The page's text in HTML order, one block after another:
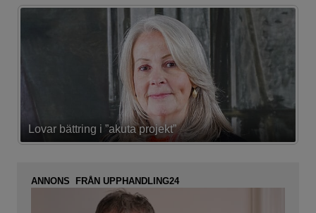
Lovar bättring i ”akuta projekt”
ANNONS FRÅN UPPHANDLING24